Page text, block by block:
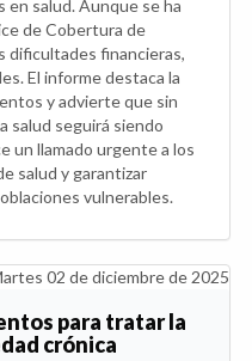
en salud. Aunque se ha
de Cobertura de
dificultades financieras,
El informe destaca la
y advierte que sin
salud seguirá siendo
un llamado urgente a los
salud y garantizar
vulnerables.
02 de diciembre de 2025
para tratar la
crónica